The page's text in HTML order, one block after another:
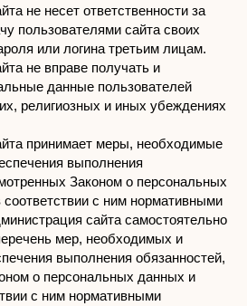
не несет ответственности за
пользователями сайта своих
или логина третьим лицам.
не вправе получать и
данные пользователей
религиозных и иных убеждениях
принимает меры, необходимые
выполнения
Законом о персональных
с ним нормативными
сайта самостоятельно
мер, необходимых и
выполнения обязанностей,
о персональных данных и
с ним нормативными